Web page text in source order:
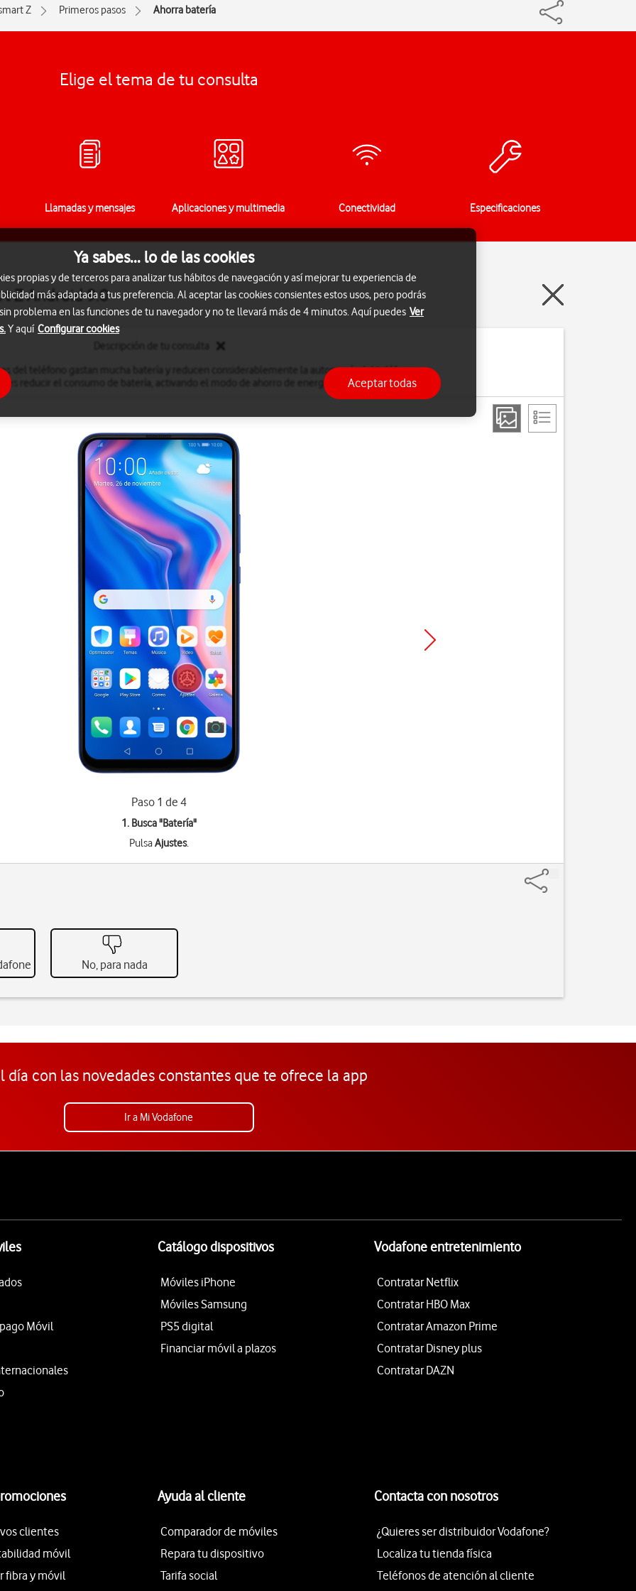
Z Primeros pasos Ahorra batería
Elige el tema de tu consulta
Llamadas y mensajes Aplicaciones y multimedia Conectividad Especificaciones
Z Android 9.0
del teléfono gastan mucha batería y reducen considerablemente la autonomía del teléfono.
reducir el consumo de batería, activando el modo de ahorro de energía.
Paso 1 de 4
1. Busca "Batería"
PulsaAjustes.
No, para nada
día con las novedades constantes que te ofrece la app
Ir a Mi Vodafone
Móvil
Catálogo dispositivos
Móviles iPhone
Móviles Samsung
PS5 digital
Financiar móvil a plazos
Vodafone entretenimiento
Contratar Netflix
Contratar HBO Max
Contratar Amazon Prime
Contratar Disney plus
Contratar DAZN
clientes
móvil
fibra y móvil
Ayuda al cliente
Comparador de móviles
Repara tu dispositivo
Tarifa social
Contacta con nosotros
¿Quieres ser distribuidor Vodafone?
Localiza tu tienda física
Teléfonos de atención al cliente
Ya sabes... lo de las cookies
propias y de terceros para analizar tus hábitos de navegación y así mejorar tu experiencia de
más adaptada a tus preferencia. Al aceptar las cookies consientes estos usos, pero podrás
problema en las funciones de tu navegador y no te llevará más de 4 minutos. Aquí puedes Ver
Y aquí Configurar cookies
Aceptar todas